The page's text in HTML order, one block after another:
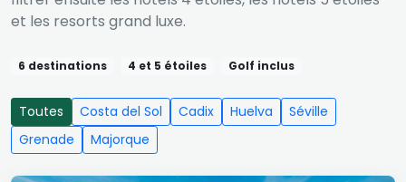
et les resorts grand luxe.
6 destinations 4 et 5 étoiles Golf inclus
Toutes Costa del Sol Cadix Huelva
Séville
Grenade
Majorque